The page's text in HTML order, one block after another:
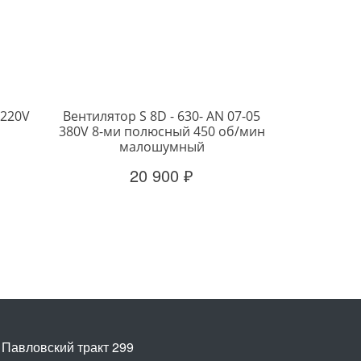
Вентилятор S 8D - 630- AN 07-05
380V 8-ми полюсный 450 об/мин
малошумный
20 900 ₽
тракт 299